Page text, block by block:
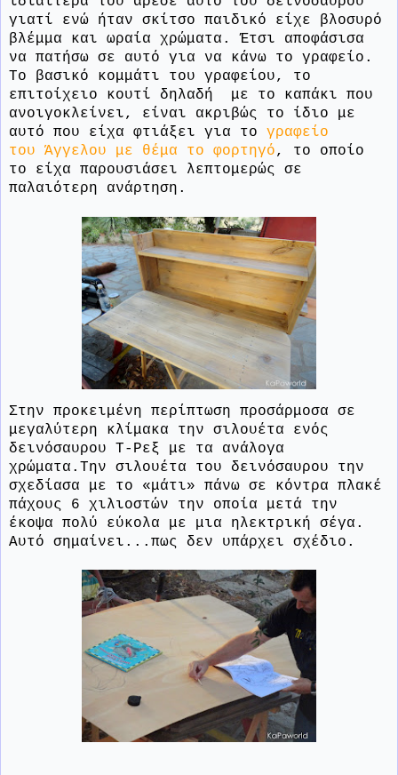
γιατί ενώ ήταν σκίτσο παιδικό είχε βλοσυρό
βλέμμα και ωραία χρώματα. Έτσι αποφάσισα
να πατήσω σε αυτό για να κάνω το γραφείο.
Το βασικό κομμάτι του γραφείου, το
επιτοίχειο κουτί δηλαδή
με το καπάκι που
ανοιγοκλείνει, είναι ακριβώς το ίδιο με
αυτό που είχα φτιάξει για το γραφείο
του Άγγελου με θέμα το φορτηγό, το οποίο
το είχα παρουσιάσει λεπτομερώς σε
παλαιότερη ανάρτηση.
Στην προκειμένη περίπτωση προσάρμοσα σε
μεγαλύτερη κλίμακα την σιλουέτα ενός
δεινόσαυρου Τ-Ρεξ με τα ανάλογα
χρώματα.Την σιλουέτα του δεινόσαυρου την
σχεδίασα με το «μάτι» πάνω σε κόντρα πλακέ
πάχους 6 χιλιοστών την οποία μετά την
έκοψα πολύ εύκολα με μια ηλεκτρική σέγα.
Αυτό σημαίνει...πως δεν υπάρχει σχέδιο.